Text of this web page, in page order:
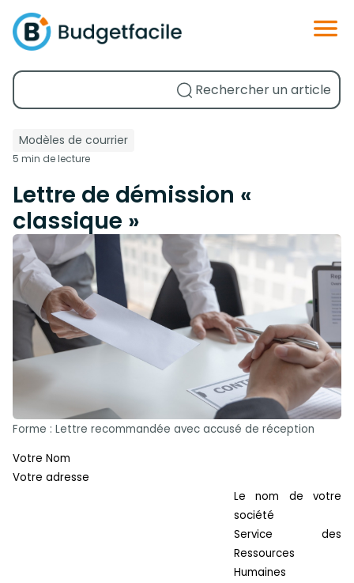
Modèles de courrier
5 min de lecture
Lettre de démission «
classique »
Forme : Lettre recommandée avec accusé de réception
Votre Nom
Votre adresse
Le nom de votre
société
Service des
Ressources
Humaines